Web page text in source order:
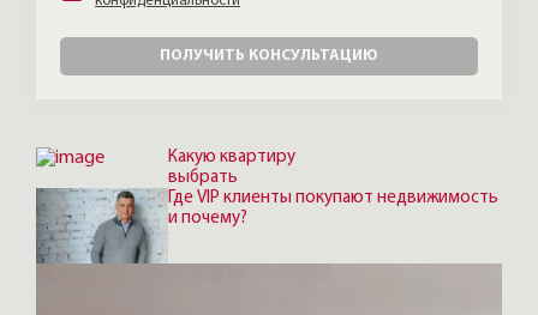
Какую квартиру
выбрать
Где VIP клиенты покупают недвижимость
и почему?
ПОЛУЧИТЬ КОНСУЛЬТАЦИЮ